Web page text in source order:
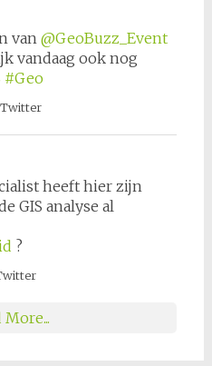
van @GeoBuzz_Event
vandaag ook nog
#Geo
Twitter
heeft hier zijn
GIS analyse al
?
More...